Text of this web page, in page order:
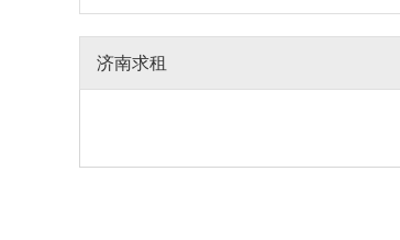
济南求租